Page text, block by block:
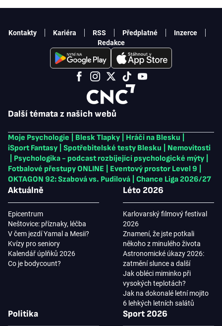
Další témata z našich webů
Moje Psychologie Blesk Tlapky Hráči na Blesku
iSport Fantasy
Spotřebitelské testy Blesku
Nemovitosti
Psychologika - podcast rozbíjející psychologické mýty
Fotbalové přestupy ONLINE
Eventový prostor Level 9
OKTAGON 92: Szabová vs. Pudilová
Chance Liga 2026/27
Aktuálně
Epicentrum
Neštovice: příznaky, léčba
V čem jezdí Yamal a Mesii?
Kvízy pro seniory
Kalendář úplňků 2026
Co je bodycount?
Léto 2026
Karlovarský filmový festival
2026
Znamení, že jste potkali
někoho z minulého života
Astronomické úkazy 2026:
zatmění slunce a další
Jak obléci miminko při
vysokých teplotách?
Jak na dokonalé letní mojito
6 lehkých letních salátů
Politika Sport 2026
Kontakty Kariéra RSS Předplatné
Inzerce
Redakce